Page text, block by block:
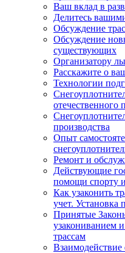
Ваш вклад в
Делитесь
Обсуждение
Обсуждение
существующих
Организатору
Расскажите о
Технологии
отечественного
производства
Опыт
Ремонт и
Действующие
помощи спорту
Как узаконить
учет. Установка
Принятые
трассам
Взаимодействие